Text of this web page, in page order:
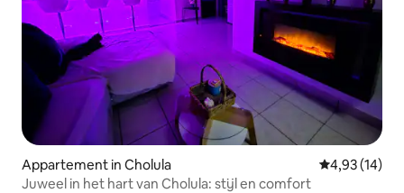
Appartement in Cholula Gemiddelde
4,93 (14)
Juweel in het hart van Cholula: stijl en comfort